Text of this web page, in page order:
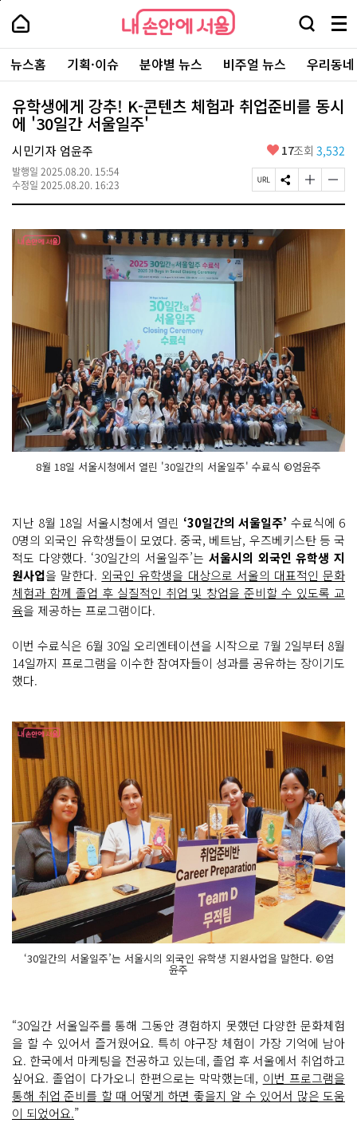
본
로
가
내
손
안
에
서
울
-
서
울
시
대
표
소
통
포
내
손
에
울
검
창
열
기
메
뉴
전
체
보
기
주
요
서
뉴스홈 기획·이슈 분야별 뉴스 비주얼 뉴스 우리동
유학생에게 강추! K-콘텐츠 체험과 취업준비를 동시
에 '30일간 서울일주'
시민기자 엄윤주
발행일 2025.08.20. 15:54
수정일 2025.08.20. 16:23
좋
요
17조회 3,532
페
이
U
R
L
복
사
S
N
공
유
하
기
글
자
기
크
기
글
자
기
8월 18일 서울시청에서 열린 '30일간의 서울일주' 수료식 ©엄윤주
지난 8월 18일 서울시청에서 열린 ‘30일간의 서울일주’ 수료식에 6
0명의 외국인 유학생들이 모였다. 중국, 베트남, 우즈베키스탄 등 국
적도 다양했다. ‘30일간의 서울일주’는 서울시의 외국인 유학생 지
원사업을 말한다. 외국인 유학생을 대상으로 서울의 대표적인 문화
체험과 함께 졸업 후 실질적인 취업 및 창업을 준비할 수 있도록 교
육을 제공하는 프로그램이다.
이번 수료식은 6월 30일 오리엔테이션을 시작으로 7월 2일부터 8월
14일까지 프로그램을 이수한 참여자들이 성과를 공유하는 장이기도
했다.
‘30일간의 서울일주’는 서울시의 외국인 유학생 지원사업을 말한다. ©엄
윤주
“30일간 서울일주를 통해 그동안 경험하지 못했던 다양한 문화체험
을 할 수 있어서 즐거웠어요. 특히 야구장 체험이 가장 기억에 남아
요. 한국에서 마케팅을 전공하고 있는데, 졸업 후 서울에서 취업하고
싶어요. 졸업이 다가오니 한편으로는 막막했는데, 이번 프로그램을
통해 취업 준비를 할 때 어떻게 하면 좋을지 알 수 있어서 많은 도움
이 되었어요.”
페
상
단
로